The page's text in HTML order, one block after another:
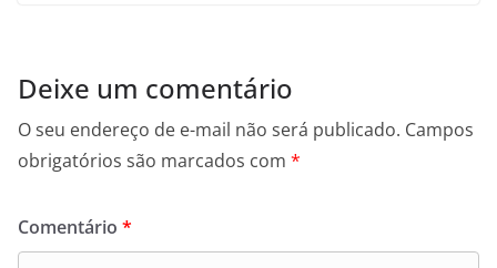
Deixe um comentário
O seu endereço de e-mail não será publicado. Campos
obrigatórios são marcados com *
Comentário *